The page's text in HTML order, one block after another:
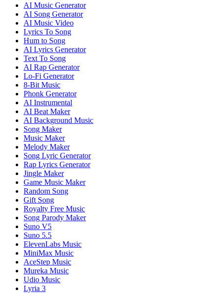
AI Music Generator
AI Song Generator
AI Music Video
Lyrics To Song
Hum to Song
AI Lyrics Generator
Text To Song
AI Rap Generator
Lo-Fi Generator
8-Bit Music
Phonk Generator
AI Instrumental
AI Beat Maker
AI Background Music
Song Maker
Music Maker
Melody Maker
Song Lyric Generator
Rap Lyrics Generator
Jingle Maker
Game Music Maker
Random Song
Gift Song
Royalty Free Music
Song Parody Maker
Suno V5
Suno 5.5
ElevenLabs Music
MiniMax Music
AceStep Music
Mureka Music
Udio Music
Lyria 3